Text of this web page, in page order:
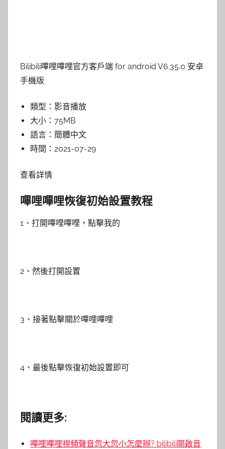
Bilibili嗶哩嗶哩官方客戶端 for android V6.35.0 安卓
手機版
類型： 影音播放
大小： 75MB
語言： 簡體中文
時間： 2021-07-29
查看詳情
嗶哩嗶哩恢復初始設置教程
1、打開嗶哩嗶哩，點擊我的
2、然後打開設置
3、接著點擊關於嗶哩嗶哩
4、最後點擊恢復初始設置即可
閱讀更多:
嗶哩嗶哩視頻聲音忽大忽小怎麼辦? bilibili開啟音